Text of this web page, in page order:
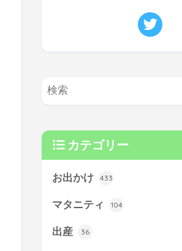
カテゴリー
お出かけ 433
マタニティ 104
出産 36